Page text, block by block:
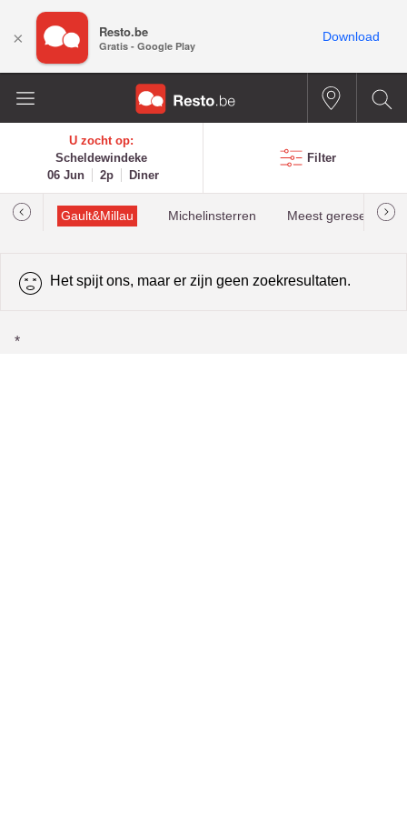
U zocht op:
Scheldewindeke
06 Jun
2p Diner
Filter
Gault&Millau Michelinsterren Meest gereserveerd
Het spijt ons, maar er zijn geen zoekresultaten.
*
× Resto.be
Gratis - Google Play
Download